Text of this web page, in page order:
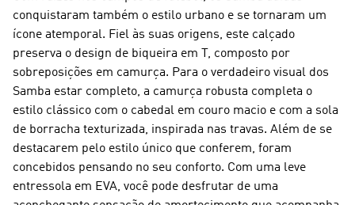
conquistaram também o estilo urbano e se tornaram um
ícone atemporal. Fiel às suas origens, este calçado
preserva o design de biqueira em T, composto por
sobreposições em camurça. Para o verdadeiro visual dos
Samba estar completo, a camurça robusta completa o
estilo clássico com o cabedal em couro macio e com a sola
de borracha texturizada, inspirada nas travas. Além de se
destacarem pelo estilo único que conferem, foram
concebidos pensando no seu conforto. Com uma leve
entressola em EVA, você pode desfrutar de uma